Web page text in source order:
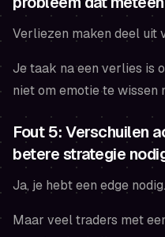
Verliezen maken deel uit
Je taak na een verlies is
niet om emotie te wissen
Fout 5: Verschuilen
betere strategie
Ja, je hebt een edge nodig.
Maar veel traders met